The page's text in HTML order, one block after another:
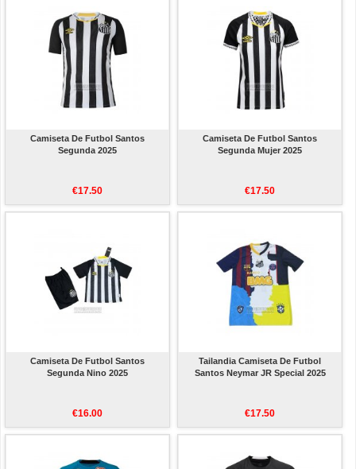
Camiseta De Futbol Santos
Segunda 2025
€17.50
Camiseta De Futbol Santos
Segunda Mujer 2025
€17.50
Camiseta De Futbol Santos
Segunda Nino 2025
€16.00
Tailandia Camiseta De Futbol
Santos Neymar JR Special 2025
€17.50